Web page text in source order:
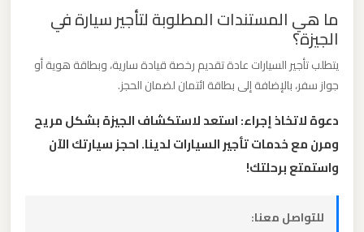
ما هي المستندات المطلوبة لتأجير سيارة في
الجيزة؟
يتطلب تأجير السيارات عادة تقديم رخصة قيادة سارية، وبطاقة هوية أو
جواز سفر، بالإضافة إلى بطاقة ائتمان لضمان الحجز.
دعوة لاتخاذ إجراء: استعد لاستكشاف الجيزة بشكل مريح
ومرن مع خدمات تأجير السيارات لدينا. احجز سيارتك الآن
واستمتع برحلتك!
للتواصل معنا:
ليموزين
الجديدة
ليموزين
ليموزين